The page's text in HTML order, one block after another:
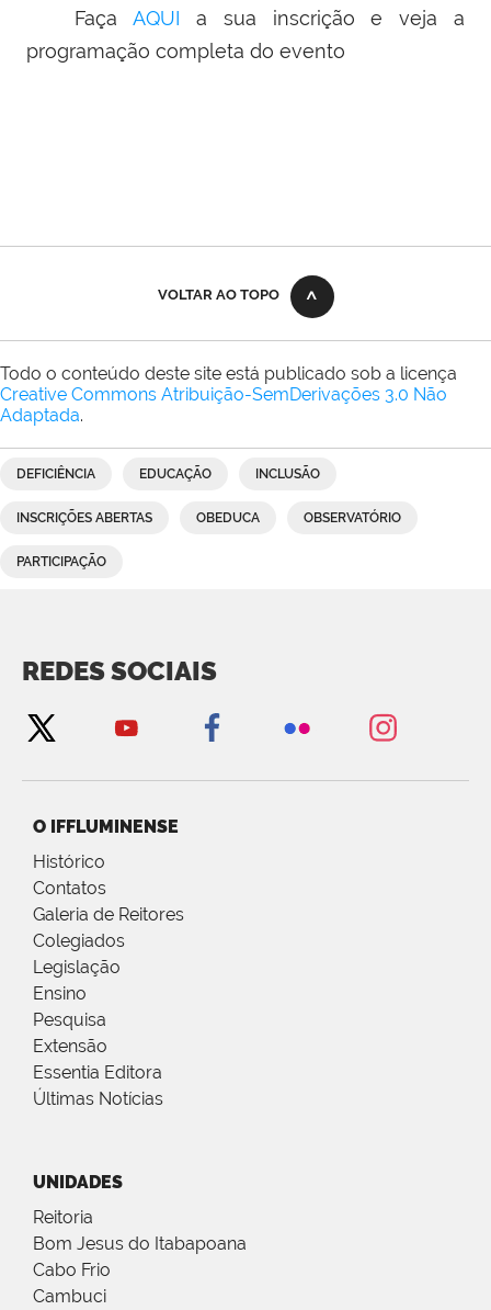
FaçaAQUI a sua inscrição e veja a
programação completa do evento
VOLTAR AO TOPO
Todo o conteúdo deste site está publicado sob a licença
Creative Commons Atribuição-SemDerivações 3.0 Não
Adaptada.
DEFICIÊNCIA EDUCAÇÃO INCLUSÃO
INSCRIÇÕES ABERTAS OBEDUCA OBSERVATÓRIO
PARTICIPAÇÃO
REDES SOCIAIS
O IFFLUMINENSE
Histórico
Contatos
Galeria de Reitores
Colegiados
Legislação
Ensino
Pesquisa
Extensão
Essentia Editora
Últimas Notícias
UNIDADES
Reitoria
Bom Jesus do Itabapoana
Cabo Frio
Cambuci